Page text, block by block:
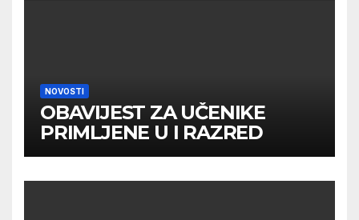
NOVOSTI
OBAVIJEST ZA UČENIKE
PRIMLJENE U I RAZRED